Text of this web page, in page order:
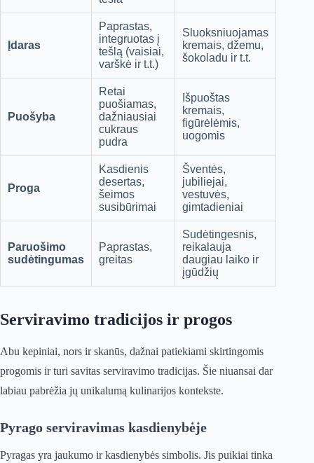
Įdaras
Paprastas,
integruotas į
tešlą (vaisiai,
varškė ir t.t.)
Sluoksniuojamas
kremais, džemu,
šokoladu ir t.t.
Puošyba
Retai
puošiamas,
dažniausiai
cukraus
pudra
Išpuoštas
kremais,
figūrėlėmis,
uogomis
Proga
Kasdienis
desertas,
šeimos
susibūrimai
Šventės,
jubiliejai,
vestuvės,
gimtadieniai
Paruošimo
sudėtingumas
Paprastas,
greitas
Sudėtingesnis,
reikalauja
daugiau laiko ir
įgūdžių
Serviravimo tradicijos ir progos
Abu kepiniai, nors ir skanūs, dažnai patiekiami skirtingomis
progomis ir turi savitas serviravimo tradicijas. Šie niuansai dar
labiau pabrėžia jų unikalumą kulinarijos kontekste.
Pyrago serviravimas kasdienybėje
Pyragas yra jaukumo ir kasdienybės simbolis. Jis puikiai tinka